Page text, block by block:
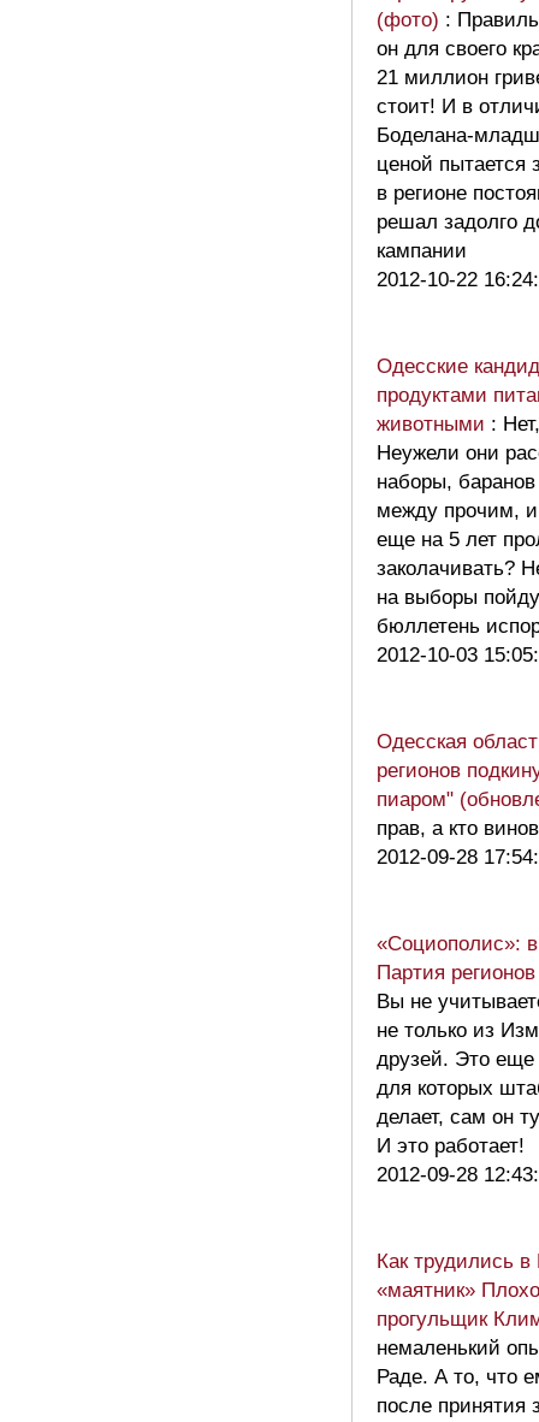
(фото) :
он для своего
21 миллион
стоит! И в
Боделана-
ценой пытается
в регионе
решал задолго
кампании
2012-10-22
Одесские
продуктами
животными :
Неужели они
наборы,
между прочим, и
еще на 5 лет
заколачивать?
на выборы
бюллетень
2012-10-03
Одесская
регионов
пиаром"
прав, а кто
2012-09-28
«Социополис»:
Партия
Вы не
не только из
друзей. Это еще
для которых
делает, сам он
И это работает!
2012-09-28
Как трудились
«маятник»
прогульщик
немаленький
Раде. А то, что
после принятия